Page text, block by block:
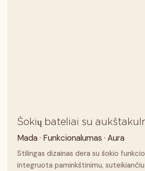
Šokių bateliai su
Mada · Funkcionalumas · Aura
Stilingas dizainas dera su šokio
integruota paminkštinimu,